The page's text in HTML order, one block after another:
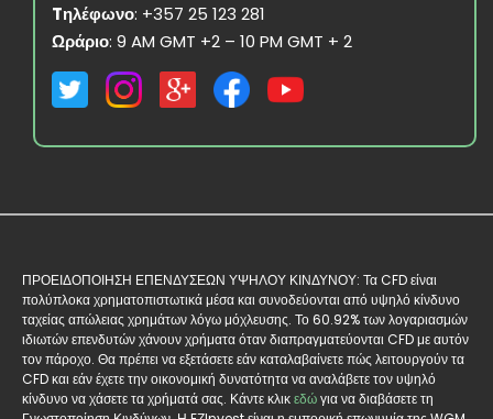
Tηλέφωνο: +357 25 123 281
Ωράριο: 9 AM GMT +2 – 10 PM GMT + 2
ΠΡΟΕΙΔΟΠΟΙΗΣΗ ΕΠΕΝΔΥΣΕΩΝ ΥΨΗΛΟΥ ΚΙΝΔΥΝΟΥ: Τα CFD είναι
πολύπλοκα χρηματοπιστωτικά μέσα και συνοδεύονται από υψηλό κίνδυνο
ταχείας απώλειας χρημάτων λόγω μόχλευσης. Το 60.92% των λογαριασμών
ιδιωτών επενδυτών χάνουν χρήματα όταν διαπραγματεύονται CFD με αυτόν
τον πάροχο. Θα πρέπει να εξετάσετε εάν καταλαβαίνετε πώς λειτουργούν τα
CFD και εάν έχετε την οικονομική δυνατότητα να αναλάβετε τον υψηλό
κίνδυνο να χάσετε τα χρήματά σας. Κάντε κλικεδώγια να διαβάσετε τη